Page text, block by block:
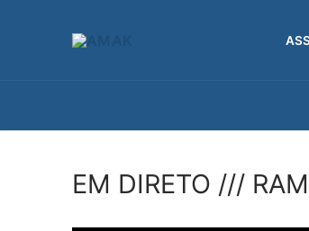
EM DIRETO ///